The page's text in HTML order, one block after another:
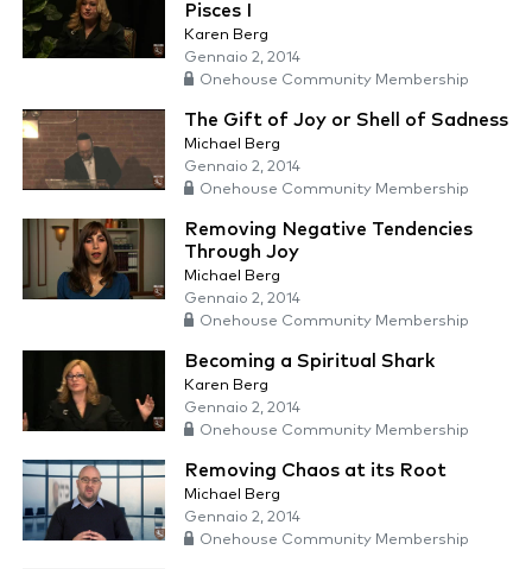
Pisces I
Karen Berg
Gennaio 2, 2014
Onehouse Community Membership
The Gift of Joy or Shell of Sadness
Michael Berg
Gennaio 2, 2014
Onehouse Community Membership
Removing Negative Tendencies
Through Joy
Michael Berg
Gennaio 2, 2014
Onehouse Community Membership
Becoming a Spiritual Shark
Karen Berg
Gennaio 2, 2014
Onehouse Community Membership
Removing Chaos at its Root
Michael Berg
Gennaio 2, 2014
Onehouse Community Membership